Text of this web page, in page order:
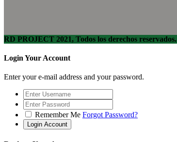
RD PROJECT 2021, Todos los derechos reservados.
Login Your Account
Enter your e-mail address and your password.
Remember Me Forgot Password?